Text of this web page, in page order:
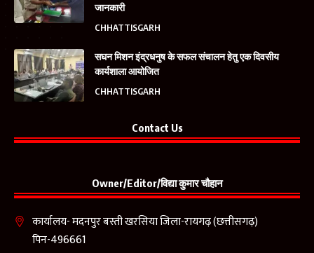
जानकारी
CHHATTISGARH
सघन मिशन इंद्रधनुष के सफल संचालन हेतु एक दिवसीय
कार्यशाला आयोजित
CHHATTISGARH
Contact Us
Owner/Editor/विद्या कुमार चौहान
कार्यालय- मदनपुर बस्ती खरसिया जिला-रायगढ़ (छत्तीसगढ़)
पिन-496661